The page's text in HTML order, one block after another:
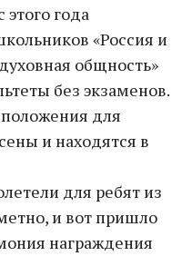
этого года
«Россия и
общность»
без экзаменов.
для
и находятся в
для ребят из
и вот пришло
награждения